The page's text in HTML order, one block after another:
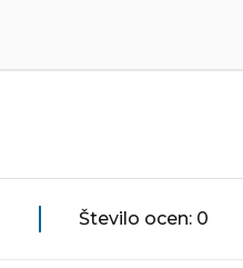
Število ocen: 0